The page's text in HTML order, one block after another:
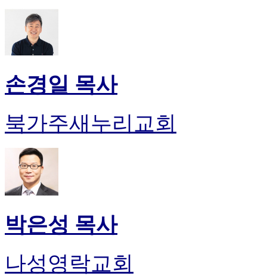
손경일 목사
북가주새누리교회
박은성 목사
나성영락교회